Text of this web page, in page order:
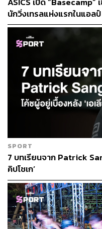
การทำความรู้จักพื้นที่ยังช่
ด้วย สนามเทรลส่วนใหญ่เ
โคลน ทราย ไปจนถึงเส้น
เขตอุทยานหรือทะลุผ่านป่
บางแห่งเป็นหินลอยที่มีคว
เฉอะแฉะ ซึ่งรองเท้าวิ่งเ
อุปสรรคเหล่านี้ สังเกตได้
ยึดเกาะหรือตะกุยพื้นดิน
ลึกมากก็สามารถยึดเกาะ
หนักก็จะมากขึ้น แต่ได้ก
ตื้น ประสิทธิภาพในการยึ
เป็นประเภทไว้ทำความเร็ว
แลกเปลี่ยน
อีกตัวช่วยที่สำคัญคือเทรก
เขา มีคนสอนเราไว้ว่า ‘อ
พร้อมกัน เพราะถ้ามันหมด
เดินไหวให้ใช้ขาไปก่อน เ
นักวิ่งเทรลแห่งแรกในแอลป์
SPORT
7 บทเรียนจาก Patrick
คิปโชเก’